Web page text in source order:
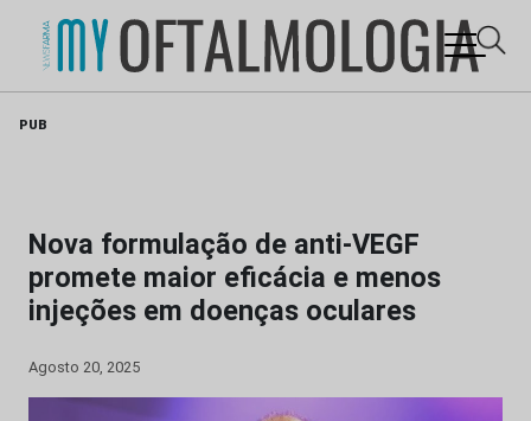
PUB
Nova formulação de anti-VEGF
promete maior eficácia e menos
injeções em doenças oculares
Agosto 20, 2025